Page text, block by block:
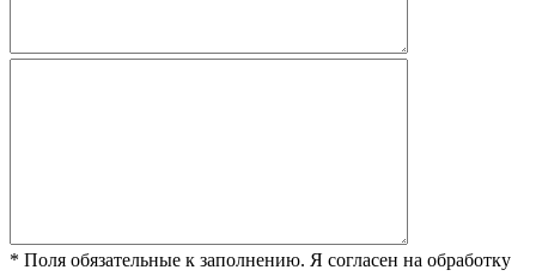
* Поля обязательные к заполнению. Я согласен на обработку